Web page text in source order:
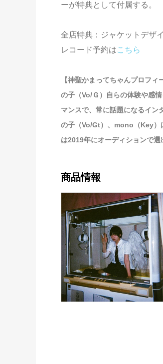
ーが特典として付属する。
全店特典：ジャケットデザ
レコード予約はこちら
【神聖かまってちゃんプロフィ
の子（Vo/Ｇ）自らの体験や感
マンスで、常に話題になるイン
の子（Vo/Gt）、mono（Key）
は2019年にオーディションで選
商品情報